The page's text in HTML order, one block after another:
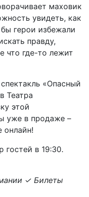
маховик
увидеть, как
герои избежали
правду,
что где-то лежит
«Опасный
Театра
этой
уже в продаже –
онлайн!
гостей в 19:30.
✓ Билеты